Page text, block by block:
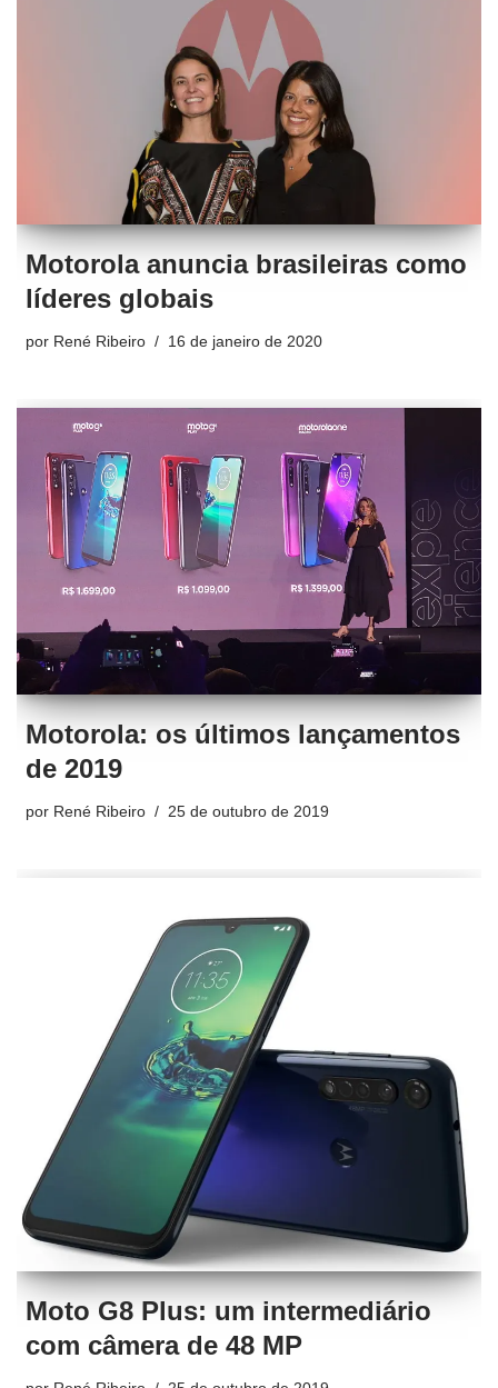
Motorola anuncia brasileiras como
líderes globais
por René Ribeiro 16 de janeiro de 2020
Motorola: os últimos lançamentos
de 2019
por René Ribeiro 25 de outubro de 2019
Moto G8 Plus: um intermediário
com câmera de 48 MP